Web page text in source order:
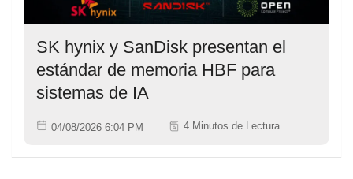
SK hynix y SanDisk presentan el
estándar de memoria HBF para
sistemas de IA
04/08/2026 6:04 PM 4 Minutos de Lectura